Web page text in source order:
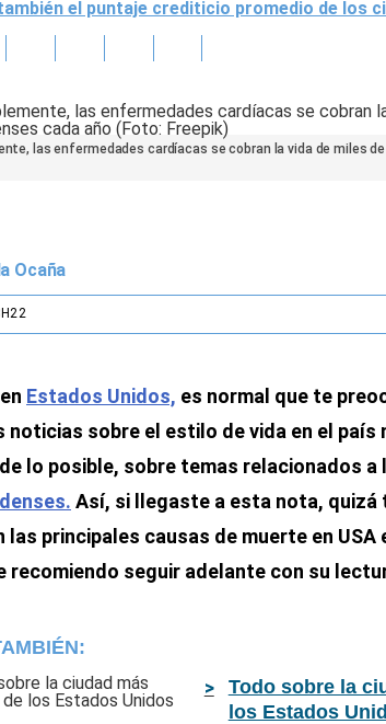
el puntaje crediticio promedio de los
las enfermedades cardíacas se cobran la vida de miles
Ocaña
Estados Unidos, es normal que te
noticias sobre el estilo de vida en el país
de lo posible, sobre temas relacionados a
Así, si llegaste a esta nota, quizá
las principales causas de muerte en USA
recomiendo seguir adelante con su
Todo sobre la
los Estados